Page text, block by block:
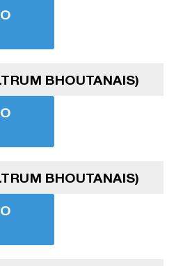
BHOUTANAIS)
BHOUTANAIS)